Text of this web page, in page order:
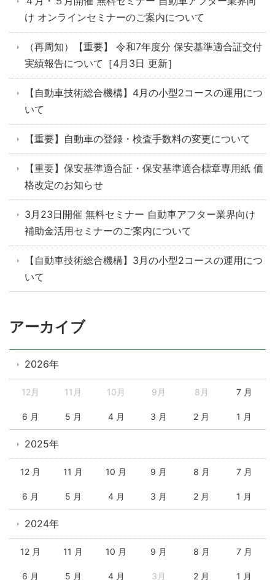
け オンラインセミナーのご案内について
（再周知）【重要】 令和7年度分 保安基準適合証交付
実績報告について［4月3日 更新］
【自動車技術総合機構】4月の小型2コースの運用につ
いて
【重要】自動車の登録・検査手数料の変更について
【重要】保安基準適合証・保安基準適合標章専用紙 価
格改定のお知らせ
3月23日開催 無料セミナー 自動車アフター業界向け
補助金活用セミナーのご案内について
【自動車技術総合機構】3月の小型2コースの運用につ
いて
アーカイブ
2026年
12月 11月 10月 9月 8月 7 月
6 月 5 月 4 月 3 月 2 月 1 月
2025年
12 月 11 月 10 月 9 月 8 月 7 月
6 月 5 月 4 月 3 月 2 月 1 月
2024年
12 月 11 月 10 月 9 月 8 月 7 月
6 月 5 月 4 月 3月 2 月 1 月